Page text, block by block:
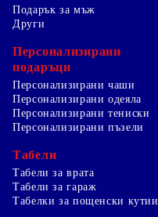
Подарък за мъж
Други
Персонализирани
подаръци
Персонализирани чаши
Персонализирани одеяла
Персонализирани тениски
Персонализирани пъзели
Табели
Табели за врата
Табели за гараж
Табелки за пощенски кутии